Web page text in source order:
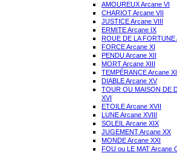
AMOUREUX Arcane VI
CHARIOT Arcane VII
JUSTICE Arcane VIII
ERMITE Arcane IX
ROUE DE LA FORTUNE
FORCE Arcane XI
PENDU Arcane XII
MORT Arcane XIII
TEMPÉRANCE Arcane
DIABLE Arcane XV
TOUR OU MAISON DE
XVI
ETOILE Arcane XVII
LUNE Arcane XVIII
SOLEIL Arcane XIX
JUGEMENT Arcane XX
MONDE Arcane XXI
FOU ou LE MAT Arcane